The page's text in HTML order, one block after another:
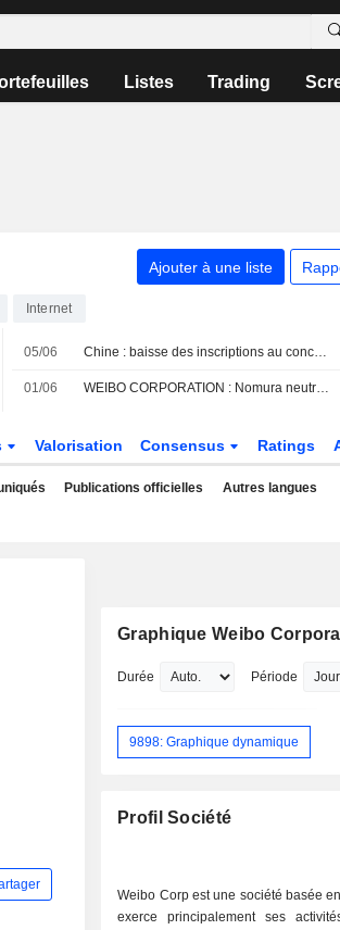
Listes Trading
Ajouter à une liste
Internet
05/06 Chine : baisse des inscriptions au concours d'entrée à l'université
01/06 WEIBO CORPORATION : Nomura neutre sur le dossier
Valorisation Consensus Ratings
Publications officielles Autres langues
Graphique Weibo
Durée Période
9898: Graphique dynamique
Profil Société
Weibo Corp est une société basée
exerce principalement ses